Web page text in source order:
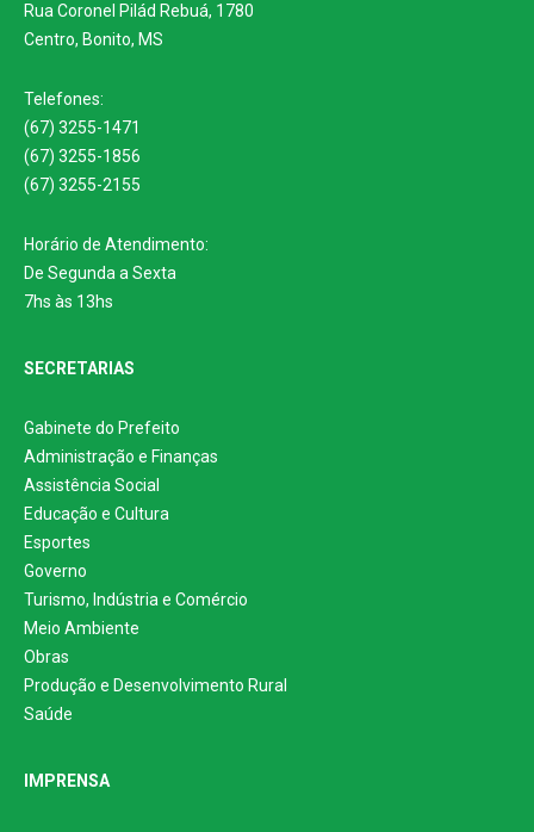
Rua Coronel Pilád Rebuá, 1780
Centro, Bonito, MS
Telefones:
(67) 3255-1471
(67) 3255-1856
(67) 3255-2155
Horário de Atendimento:
De Segunda a Sexta
7hs às 13hs
SECRETARIAS
Gabinete do Prefeito
Administração e Finanças
Assistência Social
Educação e Cultura
Esportes
Governo
Turismo, Indústria e Comércio
Meio Ambiente
Obras
Produção e Desenvolvimento Rural
Saúde
IMPRENSA